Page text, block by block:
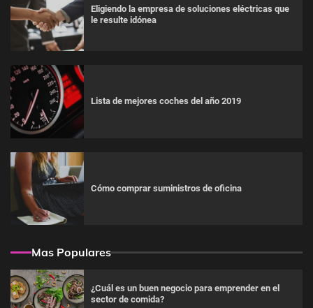
Eligiendo la empresa de soluciones eléctricas que
le resulte idónea
Lista de mejores coches del año 2019
Cómo comprar suministros de oficina
Mas Populares
¿Cuál es un buen negocio para emprender en el
sector de comida?